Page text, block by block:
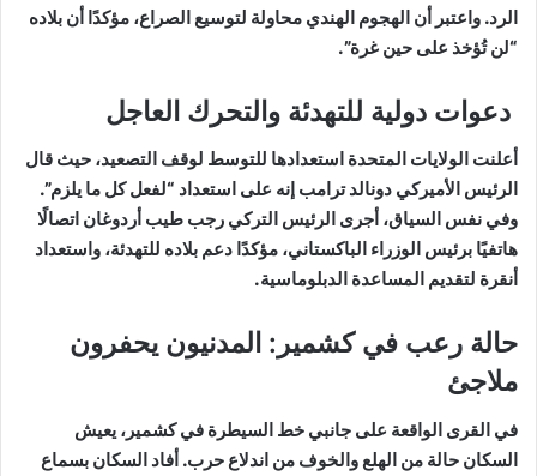
الرد. واعتبر أن الهجوم الهندي محاولة لتوسيع الصراع، مؤكدًا أن بلاده
“لن تُؤخذ على حين غرة”.
دعوات دولية للتهدئة والتحرك العاجل
أعلنت الولايات المتحدة استعدادها للتوسط لوقف التصعيد، حيث قال
الرئيس الأميركي دونالد ترامب إنه على استعداد “لفعل كل ما يلزم”.
وفي نفس السياق، أجرى الرئيس التركي رجب طيب أردوغان اتصالًا
هاتفيًا برئيس الوزراء الباكستاني، مؤكدًا دعم بلاده للتهدئة، واستعداد
أنقرة لتقديم المساعدة الدبلوماسية.
حالة رعب في كشمير: المدنيون يحفرون
ملاجئ
في القرى الواقعة على جانبي خط السيطرة في كشمير، يعيش
السكان حالة من الهلع والخوف من اندلاع حرب. أفاد السكان بسماع